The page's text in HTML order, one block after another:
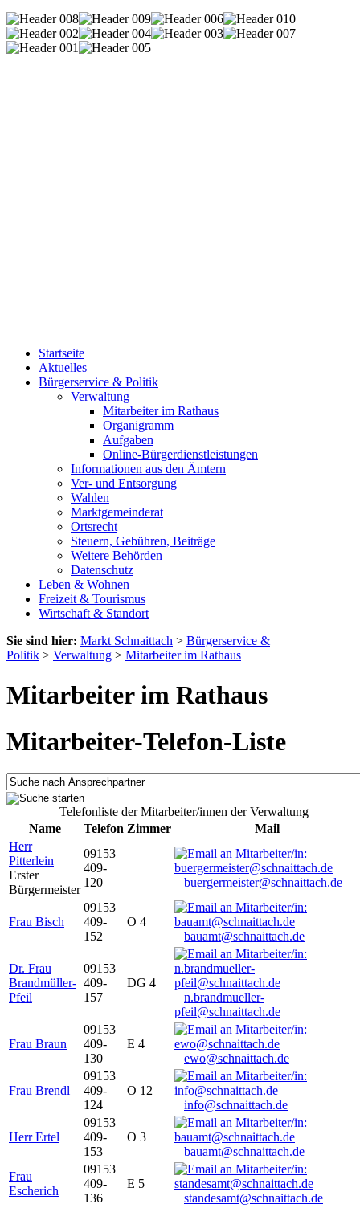
Startseite
Aktuelles
Bürgerservice & Politik
Verwaltung
Mitarbeiter im Rathaus
Organigramm
Aufgaben
Online-Bürgerdienstleistungen
Informationen aus den Ämtern
Ver- und Entsorgung
Wahlen
Marktgemeinderat
Ortsrecht
Steuern, Gebühren, Beiträge
Weitere Behörden
Datenschutz
Leben & Wohnen
Freizeit & Tourismus
Wirtschaft & Standort
Sie sind hier: Markt Schnaittach > Bürgerservice &
Politik > Verwaltung > Mitarbeiter im Rathaus
Mitarbeiter im Rathaus
Mitarbeiter-Telefon-Liste
Telefonliste der Mitarbeiter/innen der Verwaltung
Name
Telefon Zimmer
Mail
Herr
Pitterlein
Erster
Bürgermeister
09153
409-
120
buergermeister@schnaittach.de
Frau Bisch
09153
409-
152
O 4
bauamt@schnaittach.de
Dr. Frau
Brandmüller-
Pfeil
09153
409-
157
DG 4
n.brandmueller-
pfeil@schnaittach.de
Frau Braun
09153
409-
130
E 4
ewo@schnaittach.de
Frau Brendl
09153
409-
124
O 12
info@schnaittach.de
Herr Ertel
09153
409-
153
O 3
bauamt@schnaittach.de
Frau
Escherich
09153
409-
136
E 5
standesamt@schnaittach.de